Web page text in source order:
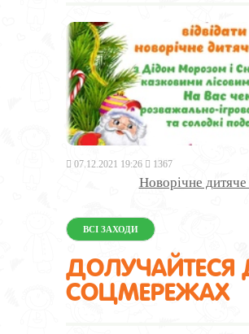
07.12.2021 19:26 1367
Новорічне дитяче
ВСІ ЗАХОДИ
ДОЛУЧАЙТЕСЯ
СОЦМЕРЕЖАХ